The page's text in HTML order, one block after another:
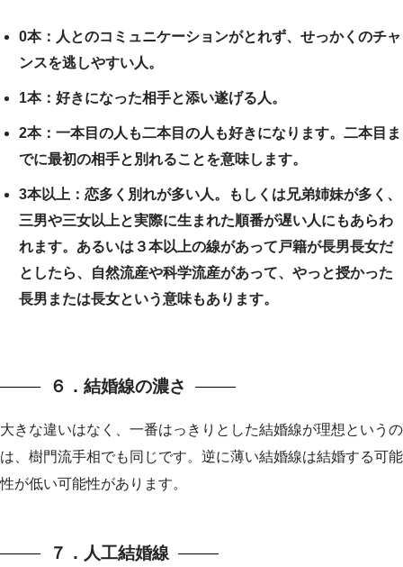
0本：人とのコミュニケーションがとれず、せっかくのチャ
ンスを逃しやすい人。
1本：好きになった相手と添い遂げる人。
2本：一本目の人も二本目の人も好きになります。二本目ま
でに最初の相手と別れることを意味します。
3本以上：恋多く別れが多い人。もしくは兄弟姉妹が多く、
三男や三女以上と実際に生まれた順番が遅い人にもあらわ
れます。あるいは３本以上の線があって戸籍が長男長女だ
としたら、自然流産や科学流産があって、やっと授かった
長男または長女という意味もあります。
６．結婚線の濃さ
大きな違いはなく、一番はっきりとした結婚線が理想というの
は、樹門流手相でも同じです。逆に薄い結婚線は結婚する可能
性が低い可能性があります。
７．人工結婚線